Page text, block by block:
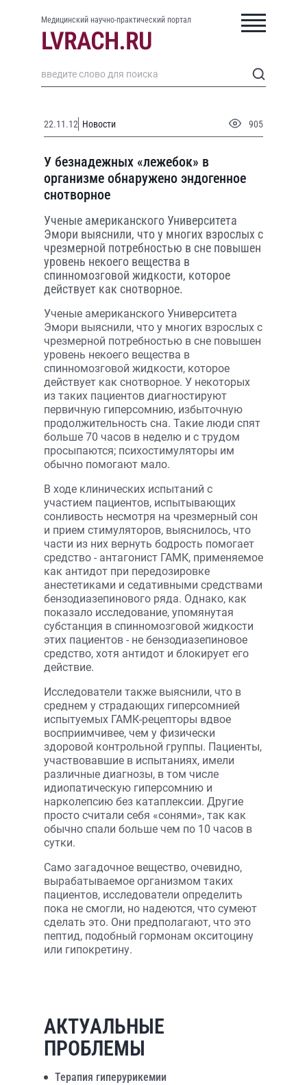
Медицинский научно-практический портал
22.11.12 Новости 905
У безнадежных «лежебок» в
организме обнаружено эндогенное
снотворное
Ученые американского Университета
Эмори выяснили, что у многих взрослых с
чрезмерной потребностью в сне повышен
уровень некоего вещества в
спинномозговой жидкости, которое
действует как снотворное.
Ученые американского Университета
Эмори выяснили, что у многих взрослых с
чрезмерной потребностью в сне повышен
уровень некоего вещества в
спинномозговой жидкости, которое
действует как снотворное. У некоторых
из таких пациентов диагностируют
первичную гиперсомнию, избыточную
продолжительность сна. Такие люди спят
больше 70 часов в неделю и с трудом
просыпаются; психостимуляторы им
обычно помогают мало.
В ходе клинических испытаний с
участием пациентов, испытывающих
сонливость несмотря на чрезмерный сон
и прием стимуляторов, выяснилось, что
части из них вернуть бодрость помогает
средство - антагонист ГАМК, применяемое
как антидот при передозировке
анестетиками и седативными средствами
бензодиазепинового ряда. Однако, как
показало исследование, упомянутая
субстанция в спинномозговой жидкости
этих пациентов - не бензодиазепиновое
средство, хотя антидот и блокирует его
действие.
Исследователи также выяснили, что в
среднем у страдающих гиперсомнией
испытуемых ГАМК-рецепторы вдвое
восприимчивее, чем у физически
здоровой контрольной группы. Пациенты,
участвовавшие в испытаниях, имели
различные диагнозы, в том числе
идиопатическую гиперсомнию и
нарколепсию без катаплексии. Другие
просто считали себя «сонями», так как
обычно спали больше чем по 10 часов в
сутки.
Само загадочное вещество, очевидно,
вырабатываемое организмом таких
пациентов, исследователи определить
пока не смогли, но надеются, что сумеют
сделать это. Они предполагают, что это
пептид, подобный гормонам окситоцину
или гипокретину.
АКТУАЛЬНЫЕ
ПРОБЛЕМЫ
Терапия гиперурикемии